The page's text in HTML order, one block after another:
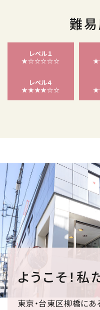
難
レベル１
★☆☆☆☆☆
レベル４
★★★★☆☆
ようこそ！
東京・台東区柳橋に